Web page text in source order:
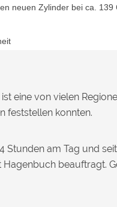
neuen Zylinder bei ca. 139
eine von vielen
feststellen konnten.
Stunden am Tag und
beauftragt.